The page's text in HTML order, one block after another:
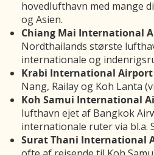
hovedlufthavn med mange
og Asien.
Chiang Mai International
Nordthailands største
internationale og
Krabi International Airport
Nang, Railay og Koh Lanta
Koh Samui International
lufthavn ejet af Bangkok
internationale ruter via bl.a.
Surat Thani International